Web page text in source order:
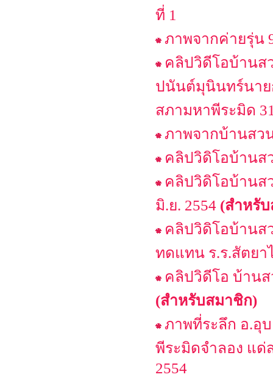
ที่ 1
ภาพจากค่ายรุ่น
คลิปวิดีโอบ้านส
ปนันต์มุนินทร์นาย
สภามหาพีระมิด
ภาพจากบ้านสว
คลิปวิดิโอบ้านส
คลิปวิดิโอบ้านส
มิ.ย. 2554 (สำหรั
คลิปวิดิโอบ้านส
ทดแทน ร.ร.สัตยา
คลิปวิดีโอ บ้าน
(สำหรับสมาชิก)
ภาพที่ระลึก อ.อุ
พีระมิดจำลอง แด่
2554